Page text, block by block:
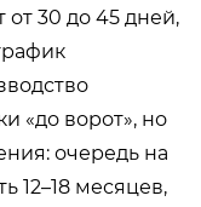
30 до 45 дней,
«до ворот», но
очередь на
12–18 месяцев,